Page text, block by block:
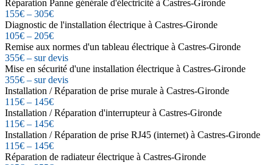
Réparation Panne générale d'électricité à Castres-Gironde
155€ – 305€
Diagnostic de l'installation électrique à Castres-Gironde
105€ – 205€
Remise aux normes d'un tableau électrique à Castres-Gironde
355€ – sur devis
Mise en sécurité d'une installation électrique à Castres-Gironde
355€ – sur devis
Installation / Réparation de prise murale à Castres-Gironde
115€ – 145€
Installation / Réparation d'interrupteur à Castres-Gironde
115€ – 145€
Installation / Réparation de prise RJ45 (internet) à Castres-Gironde
115€ – 145€
Réparation de radiateur électrique à Castres-Gironde